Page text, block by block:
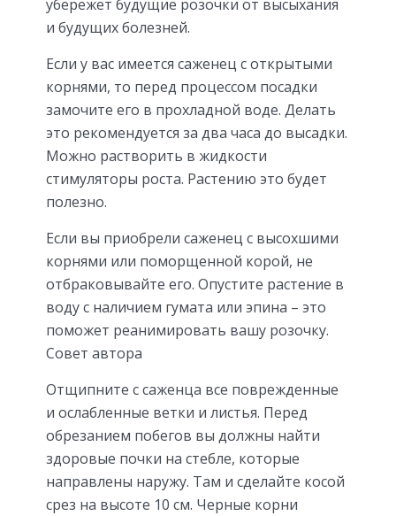
убережет будущие розочки от высыхания
и будущих болезней.
Если у вас имеется саженец с открытыми
корнями, то перед процессом посадки
замочите его в прохладной воде. Делать
это рекомендуется за два часа до высадки.
Можно растворить в жидкости
стимуляторы роста. Растению это будет
полезно.
Если вы приобрели саженец с высохшими
корнями или поморщенной корой, не
отбраковывайте его. Опустите растение в
воду с наличием гумата или эпина – это
поможет реанимировать вашу розочку.
Совет автора
Отщипните с саженца все поврежденные
и ослабленные ветки и листья. Перед
обрезанием побегов вы должны найти
здоровые почки на стебле, которые
направлены наружу. Там и сделайте косой
срез на высоте 10 см. Черные корни